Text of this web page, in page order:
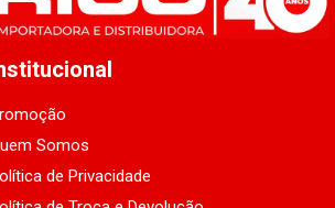
Somos
de Privacidade